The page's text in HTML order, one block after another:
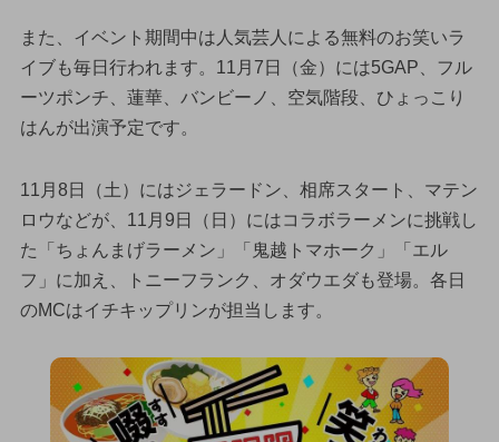
また、イベント期間中は人気芸人による無料のお笑いラ
イブも毎日行われます。11月7日（金）には5GAP、フル
ーツポンチ、蓮華、バンビーノ、空気階段、ひょっこり
はんが出演予定です。
11月8日（土）にはジェラードン、相席スタート、マテン
ロウなどが、11月9日（日）にはコラボラーメンに挑戦し
た「ちょんまげラーメン」「鬼越トマホーク」「エル
フ」に加え、トニーフランク、オダウエダも登場。各日
のMCはイチキップリンが担当します。